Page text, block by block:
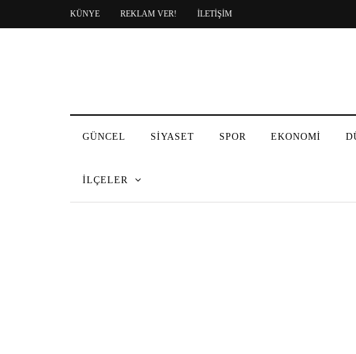
KÜNYE REKLAM VER! İLETİŞİM
GÜNCEL SİYASET SPOR EKONOMİ
İLÇELER